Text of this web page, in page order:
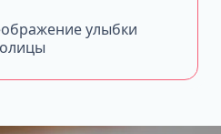
улыбки